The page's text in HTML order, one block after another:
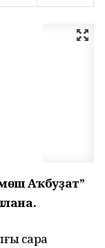
Аҡбуҙат”
сара